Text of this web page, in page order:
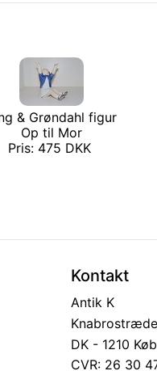
& Grøndahl figur
Op til Mor
Pris: 475 DKK
Kontakt
Antik K
DK - 1210
CVR: 26 30